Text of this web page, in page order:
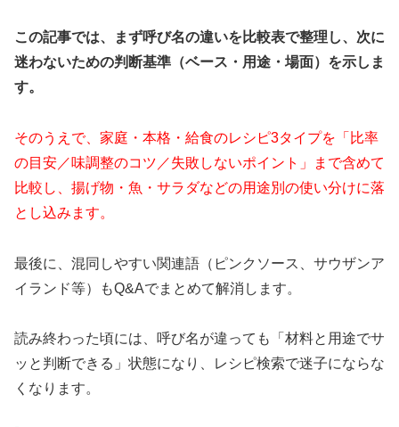
この記事では、まず呼び名の違いを比較表で整理し、次に
迷わないための判断基準（ベース・用途・場面）を示しま
す。
そのうえで、家庭・本格・給食のレシピ3タイプを「比率
の目安／味調整のコツ／失敗しないポイント」まで含めて
比較し、揚げ物・魚・サラダなどの用途別の使い分けに落
とし込みます。
最後に、混同しやすい関連語（ピンクソース、サウザンア
イランド等）もQ&Aでまとめて解消します。
読み終わった頃には、呼び名が違っても「材料と用途でサ
ッと判断できる」状態になり、レシピ検索で迷子にならな
くなります。